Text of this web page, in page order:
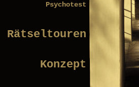
Psychotest
Rätseltouren
Konzept